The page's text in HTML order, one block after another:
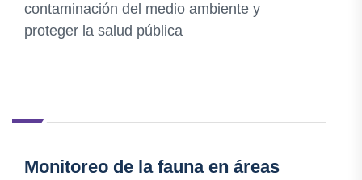
contaminación del medio ambiente y
proteger la salud pública
Monitoreo de la fauna en áreas